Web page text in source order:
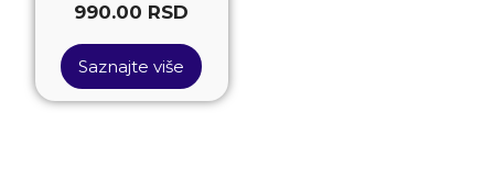
990.00 RSD
Saznajte više